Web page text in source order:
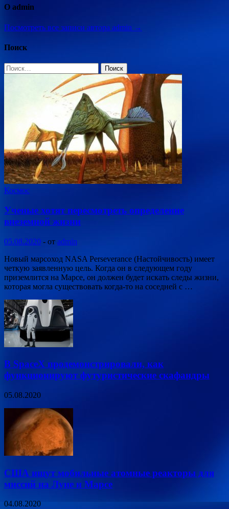
О admin
Посмотреть все записи автора admin →
Поиск
Найти:
Космос
Ученые хотят пересмотреть определение
внеземной жизни
05.08.2020 - от admin
Новый марсоход NASA Perseverance (Настойчивость) имеет
четкую заявленную цель. Когда он в следующем году
приземлится на Марсе, он должен будет искать следы жизни,
которая могла существовать когда-то на соседней с …
В SpaceX продемонстрировали, как
функционируют футуристические скафандры
05.08.2020
США ищут мобильные атомные реакторы для
миссий на Луне и Марсе
04.08.2020